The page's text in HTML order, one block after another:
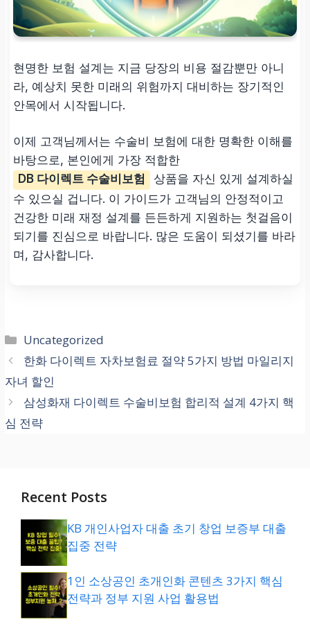
현명한 보험 설계는 지금 당장의 비용 절감뿐만 아니
라, 예상치 못한 미래의 위험까지 대비하는 장기적인
안목에서 시작됩니다.
이제 고객님께서는 수술비 보험에 대한 명확한 이해를
바탕으로, 본인에게 가장 적합한
DB 다이렉트 수술비보험
상품을 자신 있게 설계하실
수 있으실 겁니다. 이 가이드가 고객님의 안정적이고
건강한 미래 재정 설계를 든든하게 지원하는 첫걸음이
되기를 진심으로 바랍니다. 많은 도움이 되셨기를 바라
며, 감사합니다.
카
테
리
Uncategorized
한화 다이렉트 자차보험료 절약 5가지 방법 마일리지
자녀 할인
삼성화재 다이렉트 수술비보험 합리적 설계 4가지 핵
심 전략
Recent Posts
KB 개인사업자 대출 초기 창업 보증부 대출
집중 전략
1인 소상공인 초개인화 콘텐츠 3가지 핵심
전략과 정부 지원 사업 활용법